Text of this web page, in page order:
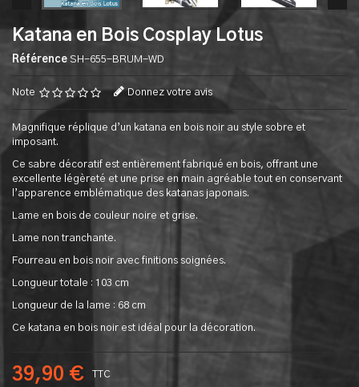
Katana en Bois Cosplay Lotus
Référence SH-655-BRUM-WD
Note Donnez votre avis
Magnifique réplique d’un katana en bois noir au style sobre et
imposant.
Ce sabre décoratif est entièrement fabriqué en bois, offrant une
excellente légèreté et une prise en main agréable tout en conservant
l’apparence emblématique des katanas japonais.
Lame en bois de couleur noire et grise.
Lame non tranchante.
Fourreau en bois noir avec finitions soignées.
Longueur totale : 103 cm
Longueur de la lame : 68 cm
Ce katana en bois noir est idéal pour la décoration.
39,90 € TTC